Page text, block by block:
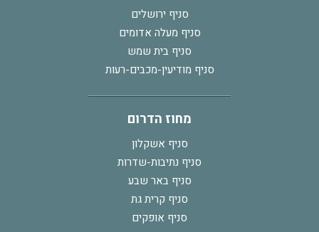
סניף ירושלים
סניף מעלה אדומים
סניף בית שמש
סניף מודיעין-מכבים-רעות
מחוז הדרום
סניף אשקלון
סניף נתיבות-שדרות
סניף באר שבע
סניף קרית גת
סניף אופקים